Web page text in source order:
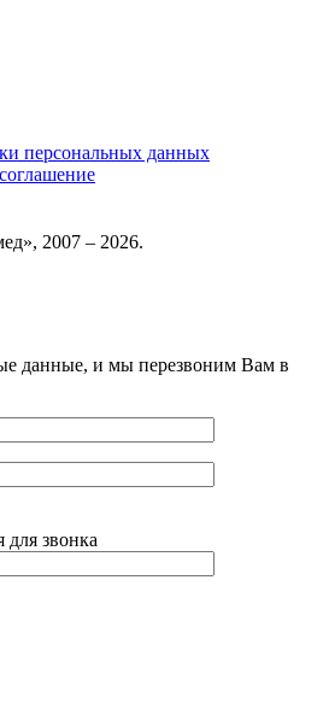
персональных данных
2007 – 2026.
данные, и мы перезвоним Вам в
для звонка